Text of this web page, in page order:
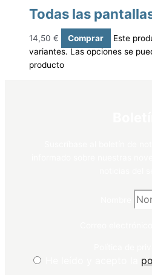
Todas las
14,50 € Comprar
Este
variantes. Las opciones se
producto